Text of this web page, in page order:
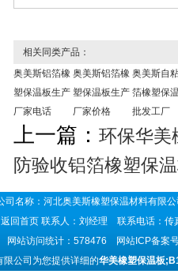
相关同类产品：
奥美斯铝箔橡
塑保温板生产
厂家电话
奥美斯铝箔橡
塑保温板生产
厂家价格
奥美斯自
箔橡塑保
批发工厂
上一篇： 环保华美
防验收铝箔橡塑保
司名称：河北奥美斯橡塑保温材料有
返回首页 联系人：刘经理 联系电话：
网站访问统计：578476 网站ICP备案
公司为您提供详细的华美橡塑保温板